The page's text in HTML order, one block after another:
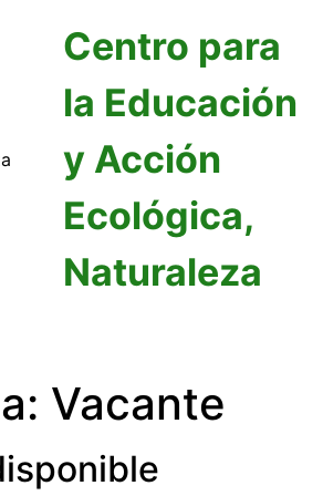
Centro para
la Educación
y Acción
Ecológica,
Naturaleza
Vacante